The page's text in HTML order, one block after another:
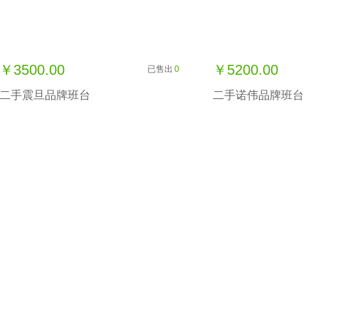
￥3500.00 已售出 0
二手震旦品牌班台
￥5200.00
二手诺伟品牌班台